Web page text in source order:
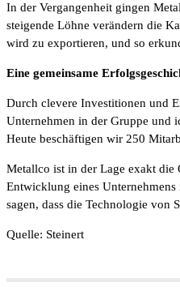
In der Vergangenheit gingen
steigende Löhne verändern die
wird zu exportieren, und so
Eine gemeinsame
Durch clevere Investitionen und
Unternehmen in der Gruppe und
Heute beschäftigen wir 250
Metallco ist in der Lage exakt
Entwicklung eines
sagen, dass die Technologie von
Quelle: Steinert